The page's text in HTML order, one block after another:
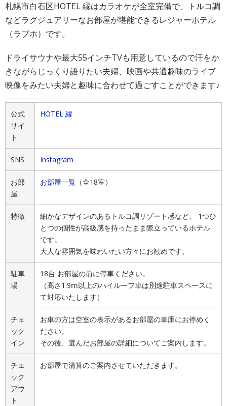
札幌市白石区HOTEL 縁はカラオケが全室完備で、トルコ調
などラグジュアリーなお部屋が堪能できるレジャーホテル
（ラブホ）です。
ドライサウナや最大55インチTVも用意しているので汗をか
きながらじっくり語りたい夫婦、映画や共通趣味のライブ
映像をみたい夫婦と趣味に合わせて過ごすことができます♪
公式
サイ
ト
HOTEL 縁
SNS Instagram
お部
屋
お部屋一覧 （全18室）
特徴
細かなデザインのあるトルコ調リゾート感など、 1つひ
とつの個性が高級感を持ったまま際立っているホテル
です。
大人な雰囲気を味わいたい方々にお勧めです。
駐車
場
18台 お部屋の前に停車ください。
（高さ1.9ⅿ以上のハイルーフ車は別途駐車スペースに
て対応いたします）
チェ
ック
イン
お車の方は空室の表示があるお部屋の車庫にお停めく
ださい。
その後、選んだお部屋の詳細についてご案内します。
チェ
ック
アウ
ト
お部屋で清算のご案内させていただきます。